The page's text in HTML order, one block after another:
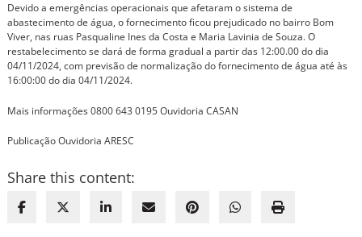
Devido a emergências operacionais que afetaram o sistema de
abastecimento de água, o fornecimento ficou prejudicado no bairro Bom
Viver, nas ruas Pasqualine Ines da Costa e Maria Lavinia de Souza. O
restabelecimento se dará de forma gradual a partir das 12:00.00 do dia
04/11/2024, com previsão de normalização do fornecimento de água até às
16:00:00 do dia 04/11/2024.
Mais informações 0800 643 0195 Ouvidoria CASAN
Publicação Ouvidoria ARESC
Share this content: